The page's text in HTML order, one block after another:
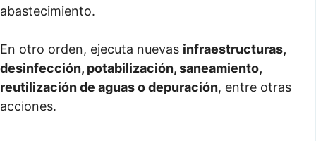
abastecimiento.
En otro orden, ejecuta nuevas infraestructuras,
desinfección, potabilización, saneamiento,
reutilización de aguas o depuración, entre otras
acciones.